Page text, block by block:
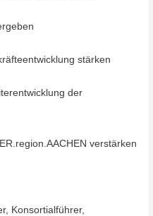
stärken
der
verstärken
Konsortialführer,